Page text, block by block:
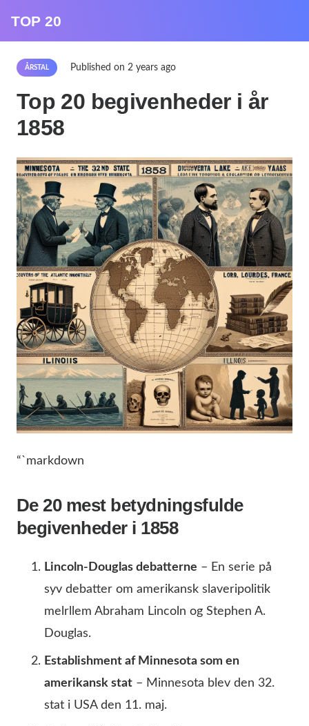
TOP 20
ÅRSTAL Published on2 years ago
Top 20 begivenheder i år
1858
“`markdown
De 20 mest betydningsfulde
begivenheder i 1858
Lincoln-Douglas debatterne – En serie på
syv debatter om amerikansk slaveripolitik
melrllem Abraham Lincoln og Stephen A.
Douglas.
Establishment af Minnesota som en
amerikansk stat – Minnesota blev den 32.
stat i USA den 11. maj.